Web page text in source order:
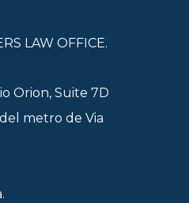
LAW OFFICE.
Orion, Suite 7D
metro de Via